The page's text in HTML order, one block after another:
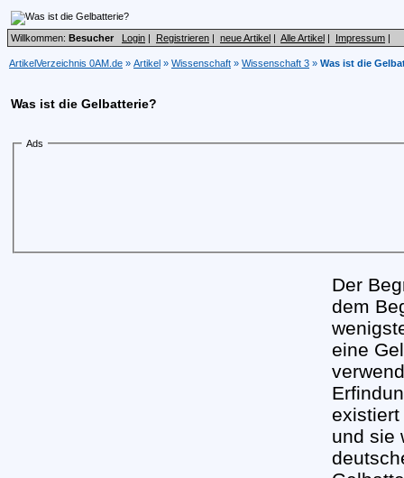
Willkommen: Besucher Login | Registrieren | neue Artikel | Alle Artikel | Impressum |
ArtikelVerzeichnis 0AM.de » Artikel » Wissenschaft » Wissenschaft 3 » Was ist die
Was ist die Gelbatterie?
Ads
Der
dem
eine
und sie